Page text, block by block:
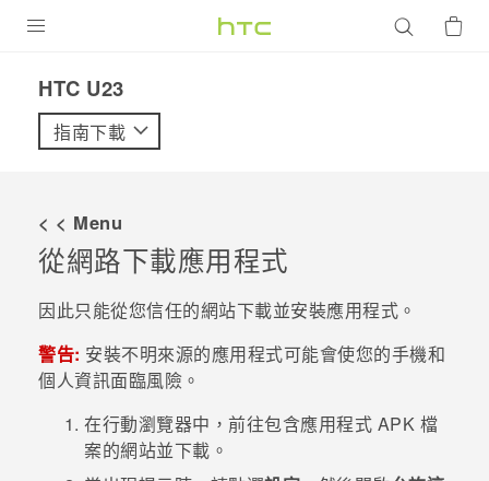
VIVE
配件
優惠專區
焦點訊息
校園專案
銷售門市
銷售通路
HTC U23‎
指南下載
< < Menu
從網路下載應用程式
因此只能從您信任的網站下載並安裝應用程式。
警告: 安裝不明來源的應用程式可能會使您的手機和
個人資訊面臨風險。
在行動瀏覽器中，前往包含應用程式 APK 檔
案的網站並下載。